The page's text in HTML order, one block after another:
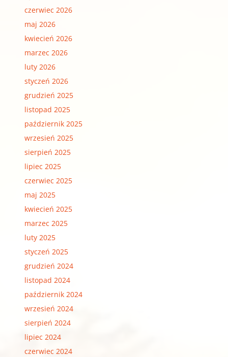
czerwiec 2026
maj 2026
kwiecień 2026
marzec 2026
luty 2026
styczeń 2026
grudzień 2025
listopad 2025
październik 2025
wrzesień 2025
sierpień 2025
lipiec 2025
czerwiec 2025
maj 2025
kwiecień 2025
marzec 2025
luty 2025
styczeń 2025
grudzień 2024
listopad 2024
październik 2024
wrzesień 2024
sierpień 2024
lipiec 2024
czerwiec 2024